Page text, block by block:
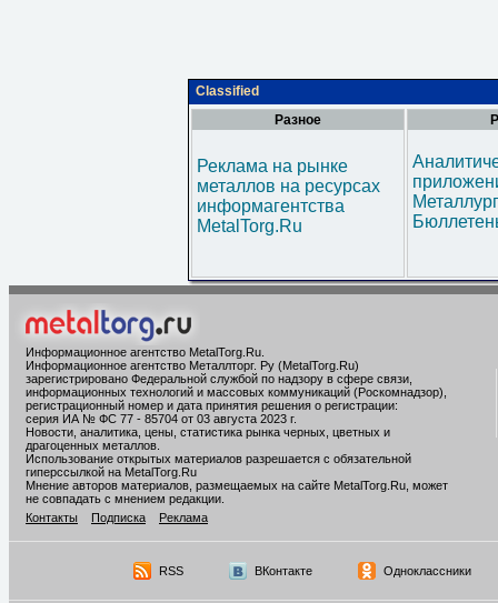
Classified
Разное
Реклама на рынке
металлов на ресурсах
информагентства
MetalTorg.Ru
Информационное агентство MetalTorg.Ru
Информационное агентство Металлторг. Ру (MetalTorg.Ru)
зарегистрировано Федеральной службой по надзору в сфере связи,
информационных технологий и массовых коммуникаций (Роскомнадзор),
регистрационный номер и дата принятия решения о регистрации:
серия ИА № ФС 77 - 85704 от 03 августа 2023 г.
Новости, аналитика, цены, статистика рынка черных, цветных и
драгоценных металлов.
Использование открытых материалов разрешается с обязательной
гиперссылкой на MetalTorg.Ru
Мнение авторов материалов, размещаемых на сайте MetalTorg.Ru, может
не совпадать с мнением редакции.
Контакты
Подписка Реклама
RSS ВКонтакте Одноклассники